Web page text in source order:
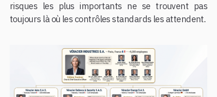
risques les plus importants ne se trouvent pas
toujours là où les contrôles standards les attendent.